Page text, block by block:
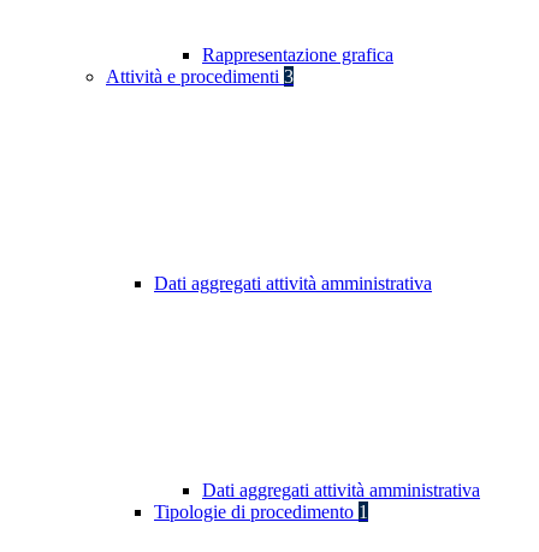
Rappresentazione grafica
Attività e procedimenti 3
Dati aggregati attività amministrativa
Dati aggregati attività amministrativa
Tipologie di procedimento 1